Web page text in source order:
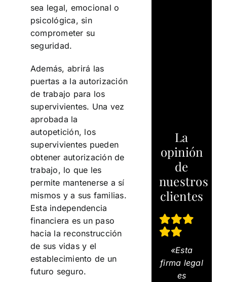
sea legal, emocional o
psicológica, sin
comprometer su
seguridad.
Además, abrirá las
puertas a la autorización
de trabajo para los
supervivientes. Una vez
aprobada la
autopetición, los
supervivientes pueden
obtener autorización de
trabajo, lo que les
permite mantenerse a sí
mismos y a sus familias.
Esta independencia
financiera es un paso
hacia la reconstrucción
de sus vidas y el
establecimiento de un
futuro seguro.
La
opinión
de
nuestros
clientes
«Esta
firma legal
es